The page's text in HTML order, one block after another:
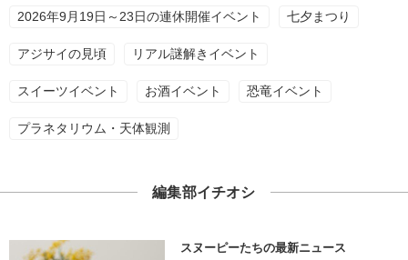
2026年9月19日～23日の連休開催イベント 七夕まつり
アジサイの見頃 リアル謎解きイベント
スイーツイベント お酒イベント 恐竜イベント
プラネタリウム・天体観測
編集部イチオシ
スヌーピーたちの最新ニュース